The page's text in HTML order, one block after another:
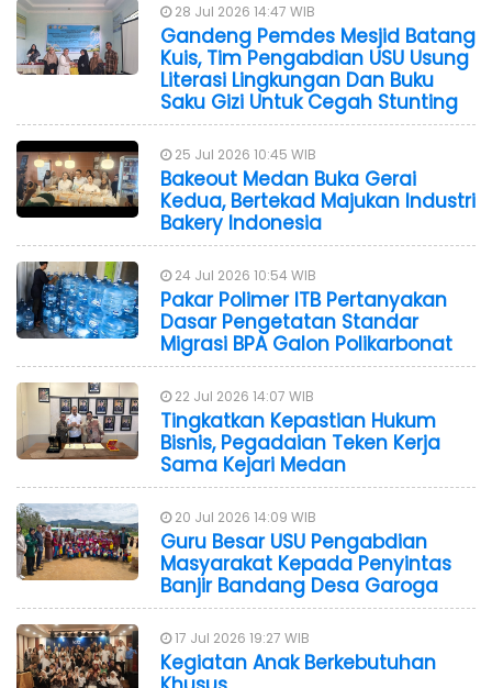
28 Jul 2026 14:47 WIB
Gandeng Pemdes Mesjid Batang
Kuis, Tim Pengabdian USU Usung
Literasi Lingkungan Dan Buku
Saku Gizi Untuk Cegah Stunting
25 Jul 2026 10:45 WIB
Bakeout Medan Buka Gerai
Kedua, Bertekad Majukan Industri
Bakery Indonesia
24 Jul 2026 10:54 WIB
Pakar Polimer ITB Pertanyakan
Dasar Pengetatan Standar
Migrasi BPA Galon Polikarbonat
22 Jul 2026 14:07 WIB
Tingkatkan Kepastian Hukum
Bisnis, Pegadaian Teken Kerja
Sama Kejari Medan
20 Jul 2026 14:09 WIB
Guru Besar USU Pengabdian
Masyarakat Kepada Penyintas
Banjir Bandang Desa Garoga
17 Jul 2026 19:27 WIB
Kegiatan Anak Berkebutuhan